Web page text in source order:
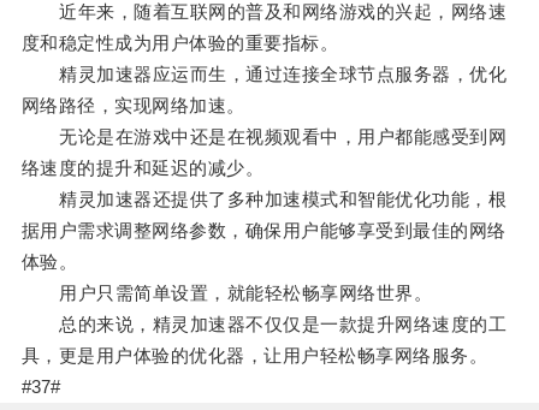
近年来，随着互联网的普及和网络游戏的兴起，网络速
度和稳定性成为用户体验的重要指标。
精灵加速器应运而生，通过连接全球节点服务器，优化
网络路径，实现网络加速。
无论是在游戏中还是在视频观看中，用户都能感受到网
络速度的提升和延迟的减少。
精灵加速器还提供了多种加速模式和智能优化功能，根
据用户需求调整网络参数，确保用户能够享受到最佳的网络
体验。
用户只需简单设置，就能轻松畅享网络世界。
总的来说，精灵加速器不仅仅是一款提升网络速度的工
具，更是用户体验的优化器，让用户轻松畅享网络服务。
#37#